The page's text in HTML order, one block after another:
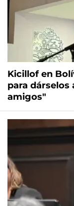
Kicillof en
para dárselos
amigos"